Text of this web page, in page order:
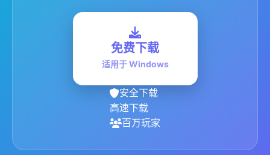
免费下载
适用于 Windows
安全下载
高速下载
百万玩家